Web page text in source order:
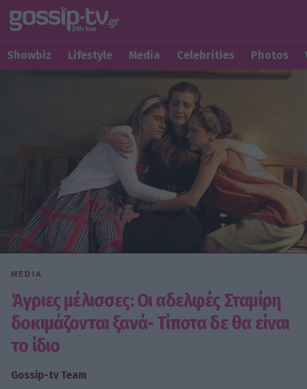
Showbiz Lifestyle Media Celebrities Photos
MEDIA
Άγριες μέλισσες: Οι αδελφές Σταμίρη
δοκιμάζονται ξανά- Τίποτα δε θα είναι
το ίδιο
Gossip-tv Team